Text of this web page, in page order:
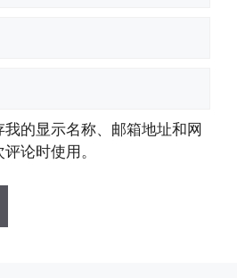
的显示名称、邮箱地址和网
论时使用。